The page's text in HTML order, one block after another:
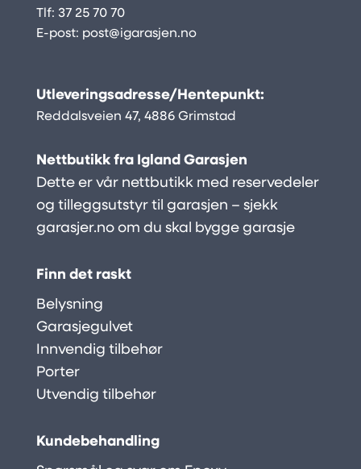
Tlf: 37 25 70 70
E-post: post@igarasjen.no
Utleveringsadresse/Hentepunkt:
Reddalsveien 47, 4886 Grimstad
Nettbutikk fra Igland Garasjen
Dette er vår nettbutikk med reservedeler
og tilleggsutstyr til garasjen – sjekk
garasjer.noom du skal bygge garasje
Finn det raskt
Belysning
Garasjegulvet
Innvendig tilbehør
Porter
Utvendig tilbehør
Kundebehandling